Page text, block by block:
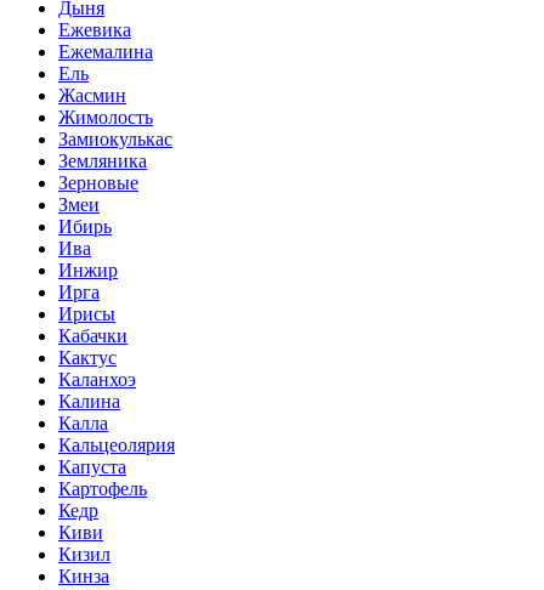
Дыня
Ежевика
Ежемалина
Ель
Жасмин
Жимолость
Замиокулькас
Земляника
Зерновые
Змеи
Ибирь
Ива
Инжир
Ирга
Ирисы
Кабачки
Кактус
Каланхоэ
Калина
Калла
Кальцеолярия
Капуста
Картофель
Кедр
Киви
Кизил
Кинза